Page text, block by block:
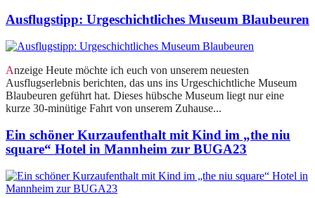
Ausflugstipp: Urgeschichtliches Museum Blaubeuren
Anzeige Heute möchte ich euch von unserem neuesten
Ausflugserlebnis berichten, das uns ins Urgeschichtliche Museum
Blaubeuren geführt hat. Dieses hübsche Museum liegt nur eine
kurze 30-minütige Fahrt von unserem Zuhause...
Ein schöner Kurzaufenthalt mit Kind im „the niu
square“ Hotel in Mannheim zur BUGA23